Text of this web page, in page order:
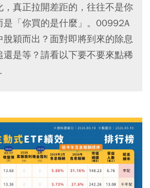
，真正拉開差距的，往往不是你
是「你買的是什麼」。00992A
穎而出？面對即將到來的除息
是等？請看以下要不要來點稀